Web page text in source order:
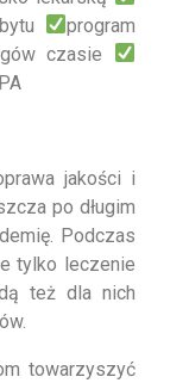
program
czasie
jakości i
po długim
Podczas
tylko leczenie
też dla nich
towarzyszyć